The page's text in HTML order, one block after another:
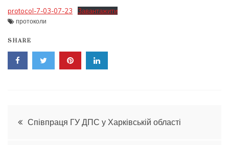
protocol-7-03-07-23 Завантажити
протоколи
SHARE
Навігація
Співпраця ГУ ДПС у Харківській області